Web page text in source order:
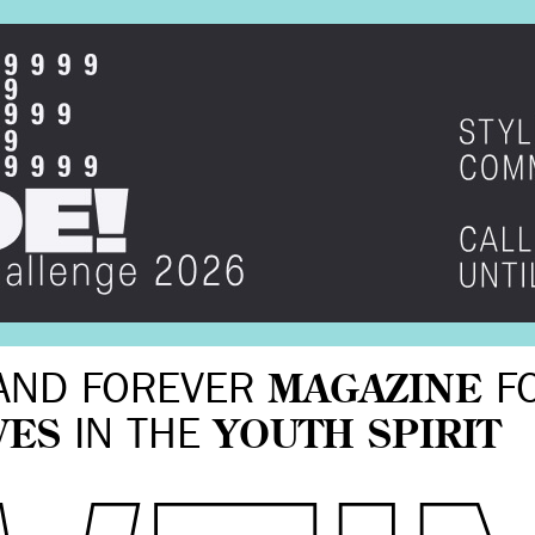
FOREVER MAGAZINE
IN THE YOUTH SPIRIT